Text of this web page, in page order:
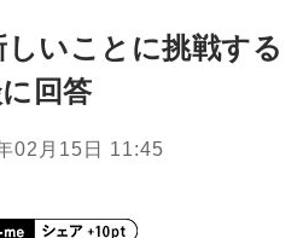
しいことに挑戦する
回答
02月15日 11:45